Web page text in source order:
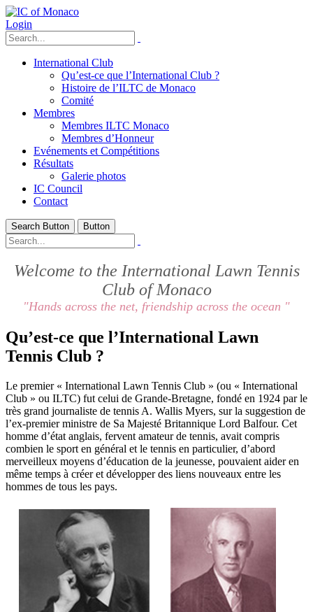
Login
International Club
Qu’est-ce que l’International Club ?
Histoire de l’ILTC de Monaco
Comité
Membres
Membres ILTC Monaco
Membres d’Honneur
Evénements et Compétitions
Résultats
Galerie photos
IC Council
Contact
Search Button Button
Welcome to the International Lawn Tennis
Club of Monaco
"Hands across the net, friendship across the ocean "
Qu’est-ce que l’International Lawn
Tennis Club ?
Le premier « International Lawn Tennis Club » (ou « International
Club » ou ILTC) fut celui de Grande-Bretagne, fondé en 1924 par le
très grand journaliste de tennis A. Wallis Myers, sur la suggestion de
l’ex-premier ministre de Sa Majesté Britannique Lord Balfour. Cet
homme d’état anglais, fervent amateur de tennis, avait compris
combien le sport en général et le tennis en particulier, d’abord
merveilleux moyens d’éducation de la jeunesse, pouvaient aider en
même temps à créer et développer des liens nouveaux entre les
hommes de tous les pays.